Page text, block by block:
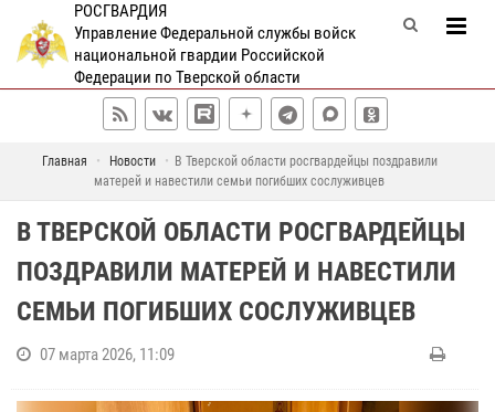
РОСГВАРДИЯ
Управление Федеральной службы войск
национальной гвардии Российской
Федерации по Тверской области
Главная Новости
В Тверской области росгвардейцы поздравили
матерей и навестили семьи погибших сослуживцев
В ТВЕРСКОЙ ОБЛАСТИ РОСГВАРДЕЙЦЫ
ПОЗДРАВИЛИ МАТЕРЕЙ И НАВЕСТИЛИ
СЕМЬИ ПОГИБШИХ СОСЛУЖИВЦЕВ
07 марта 2026, 11:09